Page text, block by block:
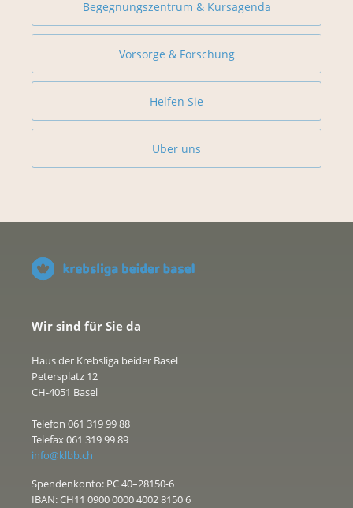
Begegnungszentrum & Kursagenda
Vorsorge & Forschung
Helfen Sie
Über uns
Wir sind für Sie da
Haus der Krebsliga beider Basel
Petersplatz 12
CH-4051 Basel
Telefon 061 319 99 88
Telefax 061 319 99 89
info@klbb.ch
Spendenkonto: PC 40–28150-6
IBAN: CH11 0900 0000 4002 8150 6